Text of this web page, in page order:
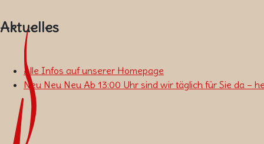
Aktuelles
Alle Infos auf unserer Homepage
Neu Neu Neu Ab 13:00 Uhr sind wir täglich für Sie da –